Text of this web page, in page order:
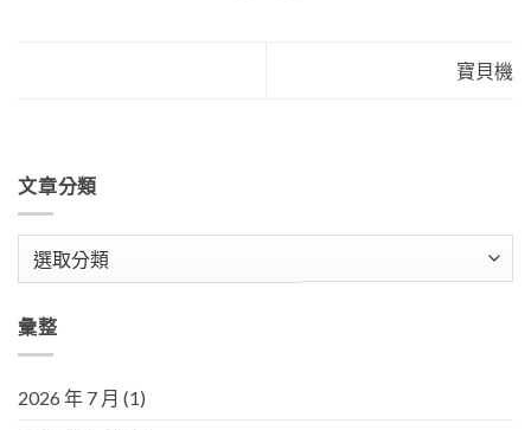
文章分類
類
彙整
2026 年 7 月 (1)
寶貝機